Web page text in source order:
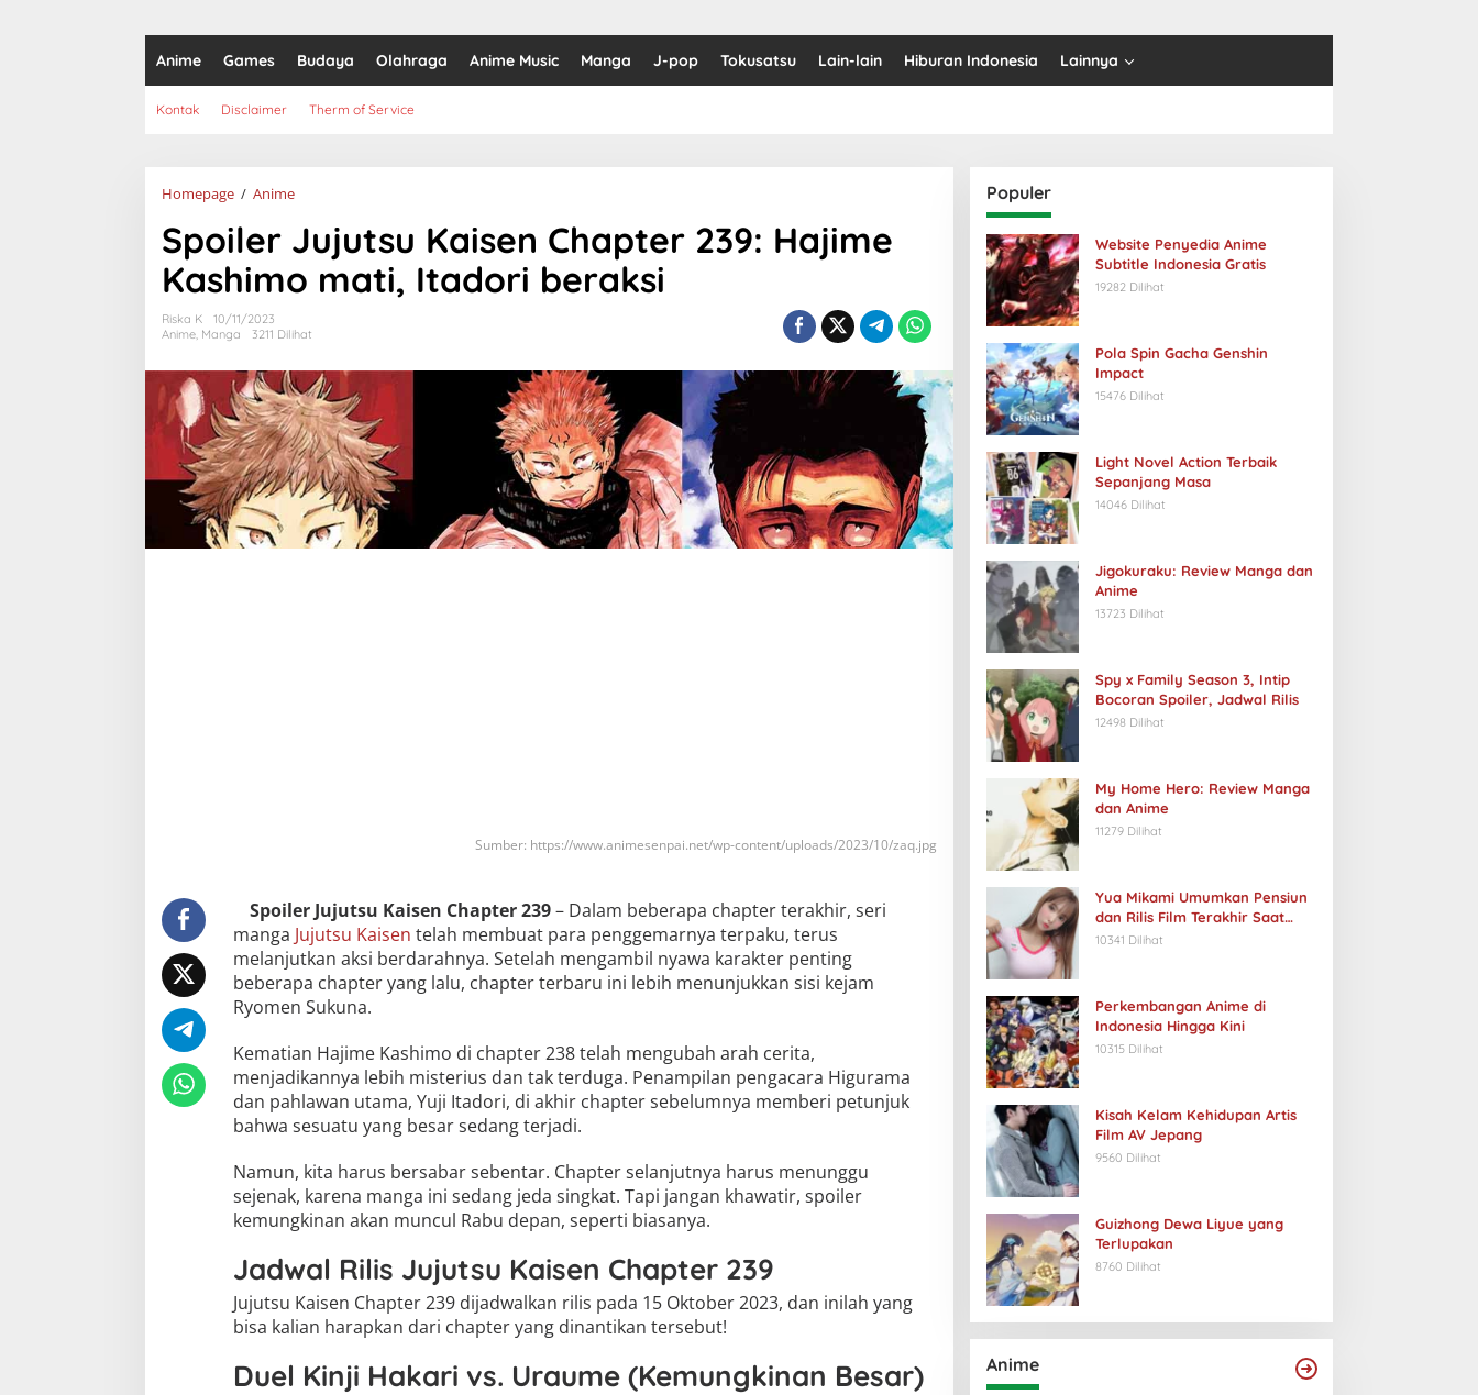
Anime Games Budaya Olahraga Anime Music Manga J-pop Tokusatsu Lain-lain Hiburan Indonesia Lainnya
Kontak Disclaimer Therm of Service
Homepage / AnimeSpoiler
Kaisen
Chapter
239:
Hajime
mati,
beraksi
Spoiler Jujutsu Kaisen Chapter 239: Hajime
Kashimo mati, Itadori beraksi
Riska K
10/11/2023
Anime, Manga 3211 Dilihat
Sumber: https://www.animesenpai.net/wp-content/uploads/2023/10/zaq.jpg
Spoiler Jujutsu Kaisen Chapter 239– Dalam beberapa chapter terakhir, seri
manga Jujutsu Kaisen telah membuat para penggemarnya terpaku, terus
melanjutkan aksi berdarahnya. Setelah mengambil nyawa karakter penting
beberapa chapter yang lalu, chapter terbaru ini lebih menunjukkan sisi kejam
Ryomen Sukuna.
Kematian Hajime Kashimo di chapter 238 telah mengubah arah cerita,
menjadikannya lebih misterius dan tak terduga. Penampilan pengacara Higurama
dan pahlawan utama, Yuji Itadori, di akhir chapter sebelumnya memberi petunjuk
bahwa sesuatu yang besar sedang terjadi.
Namun, kita harus bersabar sebentar. Chapter selanjutnya harus menunggu
sejenak, karena manga ini sedang jeda singkat. Tapi jangan khawatir, spoiler
kemungkinan akan muncul Rabu depan, seperti biasanya.
Jadwal Rilis Jujutsu Kaisen Chapter 239
Jujutsu Kaisen Chapter 239 dijadwalkan rilis pada 15 Oktober 2023, dan inilah yang
bisa kalian harapkan dari chapter yang dinantikan tersebut!
Duel Kinji Hakari vs. Uraume (Kemungkinan Besar)
Populer
Website Penyedia Anime
Subtitle Indonesia Gratis
19282 Dilihat
Pola Spin Gacha Genshin
Impact
15476 Dilihat
Light Novel Action Terbaik
Sepanjang Masa
14046 Dilihat
Jigokuraku: Review Manga dan
Anime
13723 Dilihat
Spy x Family Season 3, Intip
Bocoran Spoiler, Jadwal Rilis
12498 Dilihat
My Home Hero: Review Manga
dan Anime
11279 Dilihat
Yua Mikami Umumkan Pensiun
dan Rilis Film Terakhir Saat
Ulang Tahun
10341 Dilihat
Perkembangan Anime di
Indonesia Hingga Kini
10315 Dilihat
Kisah Kelam Kehidupan Artis
Film AV Jepang
9560 Dilihat
Guizhong Dewa Liyue yang
Terlupakan
8760 Dilihat
Anime